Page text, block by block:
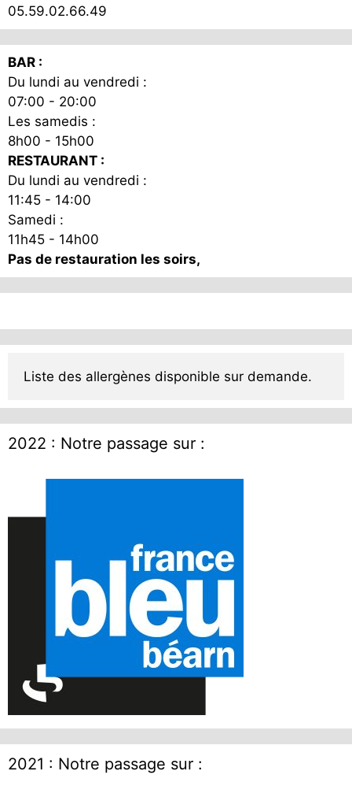
05.59.02.66.49
BAR :
Du lundi au vendredi :
07:00 - 20:00
Les samedis :
8h00 - 15h00
RESTAURANT :
Du lundi au vendredi :
11:45 - 14:00
Samedi :
11h45 - 14h00
Pas de restauration les soirs,
Liste des allergènes disponible sur demande.
2022 : Notre passage sur :
2021 : Notre passage sur :